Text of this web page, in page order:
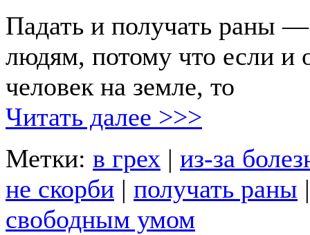
Падать и получать раны —
людям, потому что если и
человек на земле, то
Читать далее >>>
Метки: в грех | из-за
не скорби | получать раны
свободным умом